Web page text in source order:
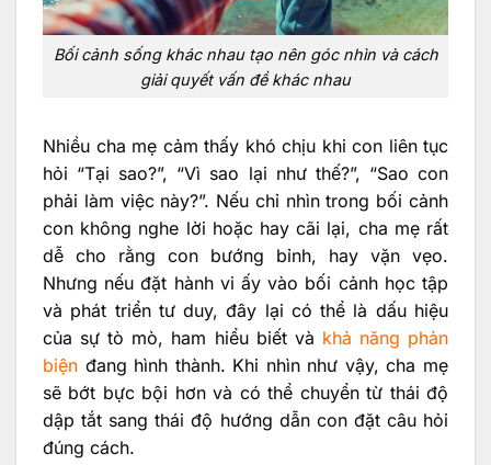
Bối cảnh sống khác nhau tạo nên góc nhìn và cách
giải quyết vấn đề khác nhau
Nhiều cha mẹ cảm thấy khó chịu khi con liên tục
hỏi “Tại sao?”, “Vì sao lại như thế?”, “Sao con
phải làm việc này?”. Nếu chỉ nhìn trong bối cảnh
con không nghe lời hoặc hay cãi lại, cha mẹ rất
dễ cho rằng con bướng bỉnh, hay vặn vẹo.
Nhưng nếu đặt hành vi ấy vào bối cảnh học tập
và phát triển tư duy, đây lại có thể là dấu hiệu
của sự tò mò, ham hiểu biết và khả năng phản
biện đang hình thành. Khi nhìn như vậy, cha mẹ
sẽ bớt bực bội hơn và có thể chuyển từ thái độ
dập tắt sang thái độ hướng dẫn con đặt câu hỏi
đúng cách.